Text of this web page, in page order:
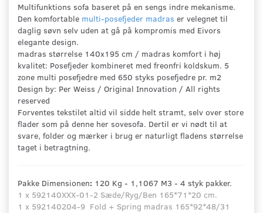
Multifunktions sofa baseret på en sengs indre mekanisme.
Den komfortable multi-posefjeder madras er velegnet til
daglig søvn selv uden at gå på kompromis med Eivors
elegante design.
madras størrelse 140x195 cm / madras komfort i høj
kvalitet: Posefjeder kombineret med freonfri koldskum. 5
zone multi posefjedre med 650 styks posefjedre pr. m2
Design by: Per Weiss / Original Innovation / All rights
reserved
Forventes tekstilet altid vil sidde helt stramt, selv over store
flader som på denne her sovesofa. Dertil er vi nødt til at
svare, folder og mærker i brug er naturligt fladens størrelse
taget i betragtning.
Pakke Dimensionen: 120 Kg - 1,1067 M3 - 4 styk pakker.
1 x 592140XXX-01-2 Sæde/Ryg/Ben 165*71*20 cm.
1 x 592140204-9 Fold + Spring madras 165*92*48/31